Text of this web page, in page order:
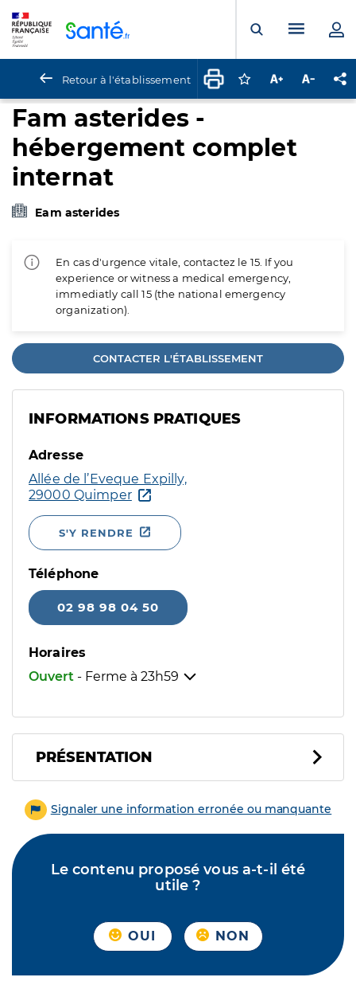
Ouvrir laMenu
Retour à l'établissement Connectez-vous
Augmenter la
Fam asterides -
hébergement complet
internat
Eam asterides
En cas d'urgence vitale, contactez le 15. If you
experience or witness a medical emergency,
immediatly call 15 (the national emergency
organization).
CONTACTER L'ÉTABLISSEMENT
INFORMATIONS PRATIQUES
Adresse
Allée de l’Eveque Expilly,
29000 Quimper
S'Y RENDRE
Téléphone
02 98 98 04 50
Horaires
Ouvert - Ferme à 23h59
PRÉSENTATION
Signaler une information erronée ou manquante
Le contenu proposé vous a-t-il été
utile ?
OUI NON